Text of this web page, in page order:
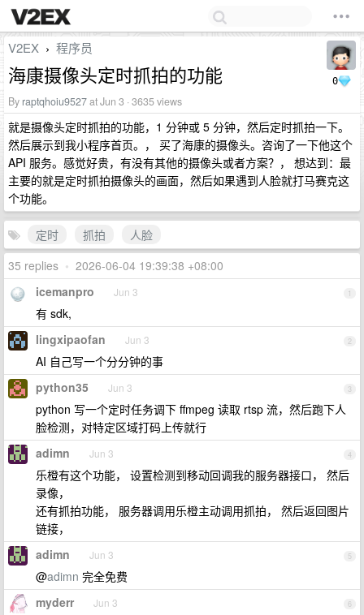
0
V2EX › 程序员
海康摄像头定时抓拍的功能
By raptqhoiu9527at Jun 3 · 3635 views
就是摄像头定时抓拍的功能，1 分钟或 5 分钟，然后定时抓拍一下。
然后展示到我小程序首页。， 买了海康的摄像头。咨询了一下他这个
API 服务。感觉好贵，有没有其他的摄像头或者方案？， 想达到：最
主要的就是定时抓拍摄像头的画面，然后如果遇到人脸就打马赛克这
个功能。
定时 抓拍
人脸
35 replies • 2026-06-04 19:39:38 +08:00
1
icemanpro Jun 3
有 sdk,
2
lingxipaofan Jun 3
AI 自己写一个分分钟的事
3
python35 Jun 3
python 写一个定时任务调下 ffmpeg 读取 rtsp 流，然后跑下人
脸检测，对特定区域打码上传就行
4
adimn Jun 3
乐橙有这个功能， 设置检测到移动回调我的服务器接口， 然后
录像，
还有抓拍功能， 服务器调用乐橙主动调用抓拍， 然后返回图片
链接，
5
adimn Jun 3
@adimn 完全免费
6
myderr Jun 3